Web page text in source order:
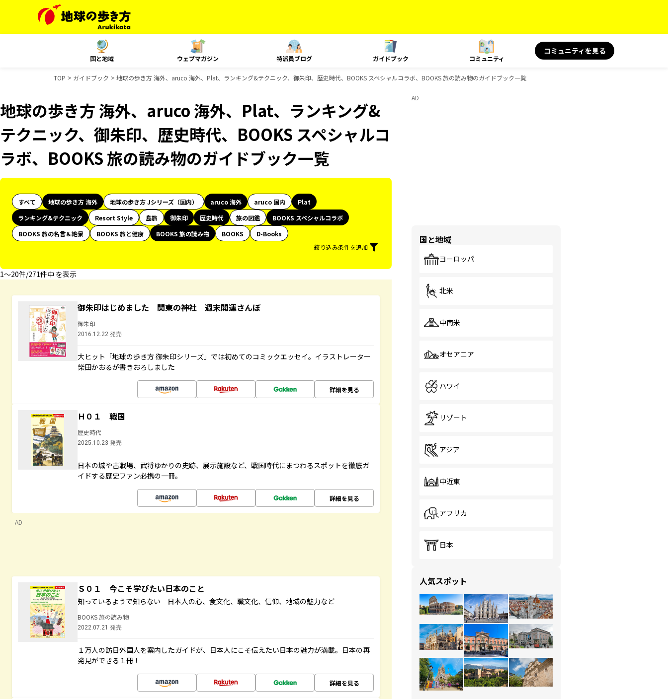
国と地域 ウェブマガジン 特派員ブログ ガイドブック コミュニティ
コミュニティを見る
TOP ガイドブック 地球の歩き方 海外、aruco 海外、Plat、ランキング&テクニック、御朱印、歴史時代、BOOKS スペシャルコラボ、BOOKS 旅の読み物のガイドブック一覧
地球の歩き方 海外、aruco 海外、Plat、ランキング&
テクニック、御朱印、歴史時代、BOOKS スペシャルコ
ラボ、BOOKS 旅の読み物のガイドブック一覧
すべて 地球の歩き方 海外 地球の歩き方 Jシリーズ（国内） aruco 海外 aruco 国内
Plat
ランキング&テクニック
Resort Style 島旅 御朱印 歴史時代 旅の図鑑
BOOKS スペシャルコラボ
BOOKS 旅の名言＆絶景
BOOKS 旅と健康 BOOKS 旅の読み物 BOOKS
D-Books
絞り込み条件を追加
1〜20件/271件中 を表示
御朱印はじめました 関東の神社 週末開運さんぽ
御朱印
2016.12.22 発売
大ヒット「地球の歩き方 御朱印シリーズ」では初めてのコミックエッセイ。イラストレーター
柴田かおるが書きおろしました
詳細を見る
Ｈ０１ 戦国
歴史時代
2025.10.23 発売
日本の城や古戦場、武将ゆかりの史跡、展示施設など、戦国時代にまつわるスポットを徹底ガ
イドする歴史ファン必携の一冊。
詳細を見る
AD
Ｓ０１ 今こそ学びたい日本のこと
知っているようで知らない 日本人の心、食文化、職文化、信仰、地域の魅力など
BOOKS 旅の読み物
2022.07.21 発売
１万人の訪日外国人を案内したガイドが、日本人にこそ伝えたい日本の魅力が満載。日本の再
発見ができる１冊！
詳細を見る
AD
国と地域
ヨーロッパ
北米
中南米
オセアニア
ハワイ
リゾート
アジア
中近東
アフリカ
日本
人気スポット